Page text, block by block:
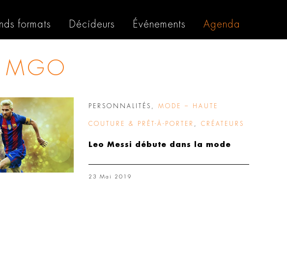
formats Décideurs Événements Agenda
MGO
PERSONNALITÉS MODE – HAUTE
COUTURE & PRÊT-À-PORTER CRÉATEURS
Leo Messi débute dans la mode
23 Mai 2019